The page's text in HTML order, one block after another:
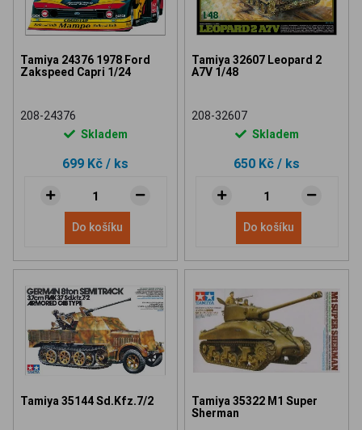
Tamiya 24376 1978 Ford
Zakspeed Capri 1/24
208-24376
Skladem
699 Kč / ks
Do košíku
Tamiya 32607 Leopard 2
A7V 1/48
208-32607
Skladem
650 Kč / ks
Do košíku
Tamiya 35144 Sd.Kfz.7/2
Tamiya 35322 M1 Super
Sherman